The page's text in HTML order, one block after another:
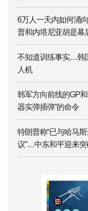
6万人一天内如何涌
普和内塔尼亚胡是幕
不知道训练事实…韩
人机
韩军方向前线的GP
器实弹插弹”的命令
特朗普称“已与哈马
议”…中东和平迎来突